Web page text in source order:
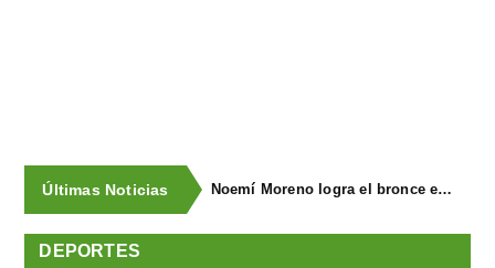
Últimas Noticias Noemí Moreno logra el bronce en el XXX Biatlón Ciudad de Gijón
DEPORTES